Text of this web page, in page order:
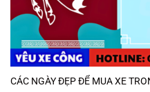
CÁC NGÀY ĐẸP ĐỂ MUA XE